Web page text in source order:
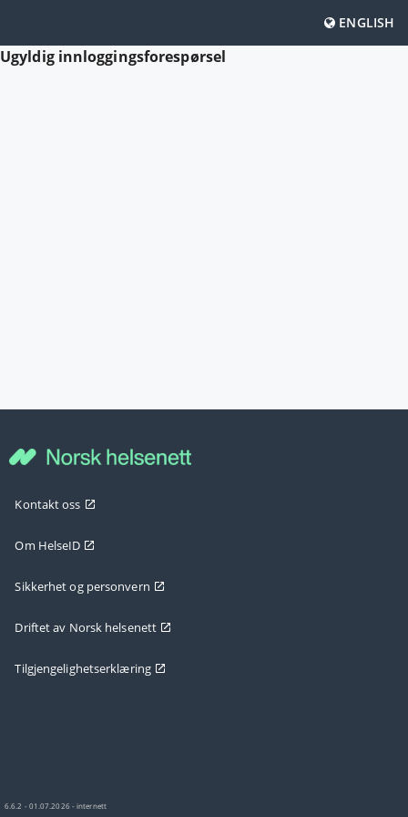
ENGLISH
Ugyldig innloggingsforespørsel
Kontakt oss
Om HelseID
Sikkerhet og personvern
Driftet av Norsk helsenett
Tilgjengelighetserklæring
6.6.2 - 01.07.2026 - internett